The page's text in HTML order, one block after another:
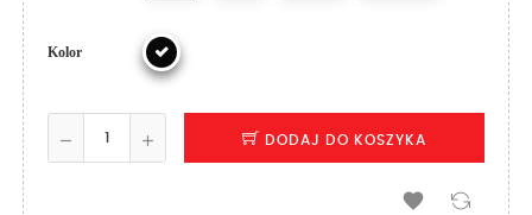
Kolor
DODAJ DO KOSZYKA
